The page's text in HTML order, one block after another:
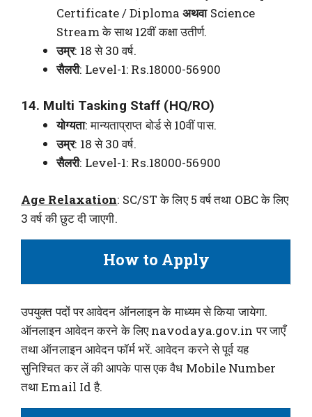
Certificate / Diplomaअथवा Science
Stream के साथ 12वीं कक्षा उतीर्ण.
उम्र: 18 से 30 वर्ष.
सैलरी: Level-1: Rs.18000-56900
14. Multi Tasking Staff (HQ/RO)
योग्यता: मान्यताप्राप्त बोर्ड से 10वीं पास.
उम्र: 18 से 30 वर्ष.
सैलरी: Level-1: Rs.18000-56900
Age Relaxation: SC/ST के लिए 5 वर्ष तथा OBC के लिए
3 वर्ष की छुट दी जाएगी.
How to Apply
उपयुक्त पदों पर आवेदन ऑनलाइन के माध्यम से किया जायेगा.
ऑनलाइन आवेदन करने के लिए navodaya.gov.in पर जाएँ
तथा ऑनलाइन आवेदन फॉर्म भरें. आवेदन करने से पूर्व यह
सुनिश्चित कर लें की आपके पास एक वैध Mobile Number
तथा Email Id है.